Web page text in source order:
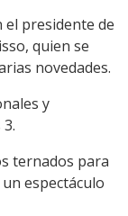
el presidente de
quien se
novedades.
y
ternados para
espectáculo